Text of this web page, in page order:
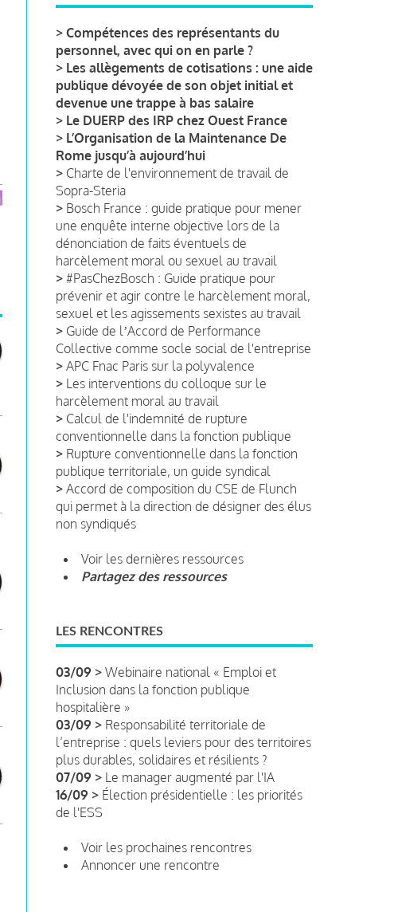
> Compétences des représentants du
personnel, avec qui on en parle ?
> Les allègements de cotisations : une aide
publique dévoyée de son objet initial et
devenue une trappe à bas salaire
> Le DUERP des IRP chez Ouest France
> L’Organisation de la Maintenance De
Rome jusqu’à aujourd’hui
> Charte de l'environnement de travail de
Sopra-Steria
> Bosch France : guide pratique pour mener
une enquête interne objective lors de la
dénonciation de faits éventuels de
harcèlement moral ou sexuel au travail
> #PasChezBosch : Guide pratique pour
prévenir et agir contre le harcèlement moral,
sexuel et les agissements sexistes au travail
> Guide de lʼAccord de Performance
Collective comme socle social de l'entreprise
> APC Fnac Paris sur la polyvalence
> Les interventions du colloque sur le
harcèlement moral au travail
> Calcul de l'indemnité de rupture
conventionnelle dans la fonction publique
> Rupture conventionnelle dans la fonction
publique territoriale, un guide syndical
> Accord de composition du CSE de Flunch
qui permet à la direction de désigner des élus
non syndiqués
Voir les dernières ressources
Partagez des ressources
LES RENCONTRES
03/09 > Webinaire national « Emploi et
Inclusion dans la fonction publique
hospitalière »
03/09 > Responsabilité territoriale de
l’entreprise : quels leviers pour des territoires
plus durables, solidaires et résilients ?
07/09 > Le manager augmenté par l'IA
16/09 > Élection présidentielle : les priorités
de l'ESS
Voir les prochaines rencontres
Annoncer une rencontre